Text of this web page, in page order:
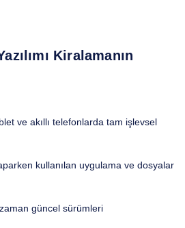
Kiralamanın
ve akıllı telefonlarda tam işlevsel
kullanılan uygulama ve dosyalar
güncel sürümleri